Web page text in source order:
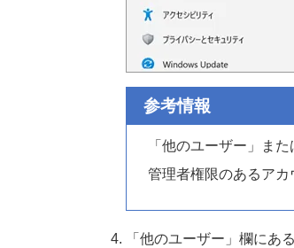
参考情報
「他のユーザー」ま
管理者権限のあるアカ
「他のユーザー」欄にあ